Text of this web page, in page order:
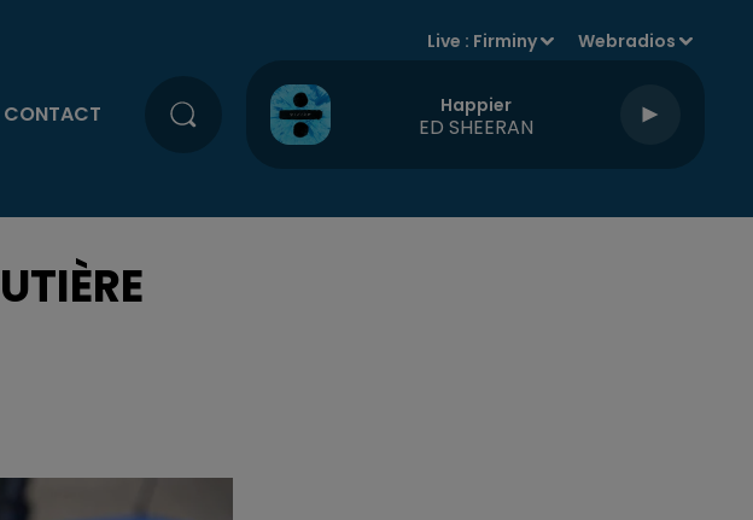
CONTACT
Live : Firminy Webradios
Happier
ED SHEERAN